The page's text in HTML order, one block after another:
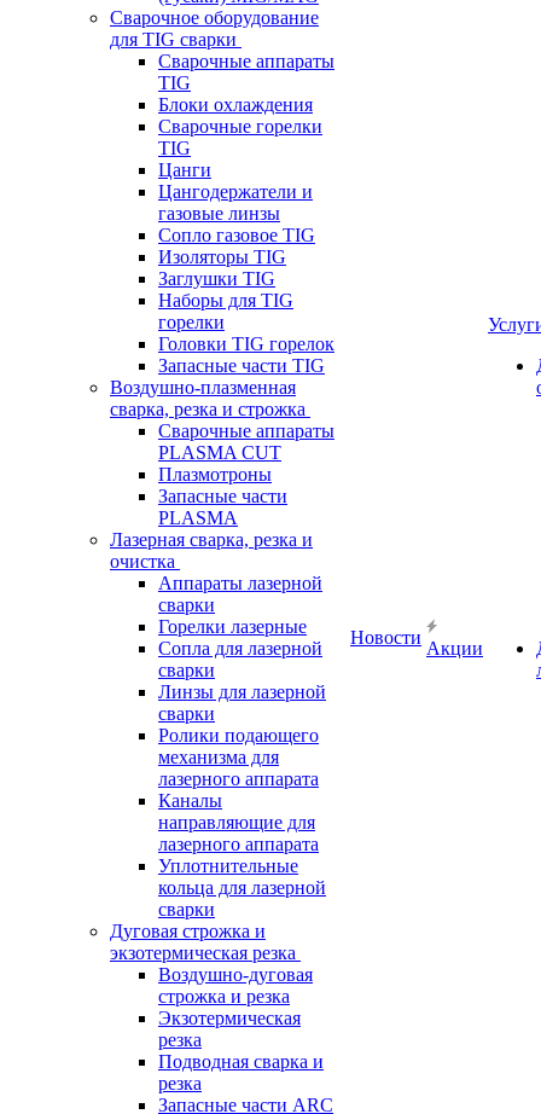
Сварочное оборудование
для TIG сварки
Сварочные аппараты
TIG
Блоки охлаждения
Сварочные горелки
TIG
Цанги
Цангодержатели и
газовые линзы
Сопло газовое TIG
Изоляторы TIG
Заглушки TIG
Наборы для TIG
горелки
Головки TIG горелок
Запасные части TIG
Воздушно-плазменная
сварка, резка и строжка
Сварочные аппараты
PLASMA CUT
Плазмотроны
Запасные части
PLASMA
Лазерная сварка, резка и
очистка
Аппараты лазерной
сварки
Горелки лазерные
Сопла для лазерной
сварки
Линзы для лазерной
сварки
Ролики подающего
механизма для
лазерного аппарата
Каналы
направляющие для
лазерного аппарата
Уплотнительные
кольца для лазерной
сварки
Дуговая строжка и
экзотермическая резка
Воздушно-дуговая
строжка и резка
Экзотермическая
резка
Подводная сварка и
резка
Запасные части ARC
Новости
Акции